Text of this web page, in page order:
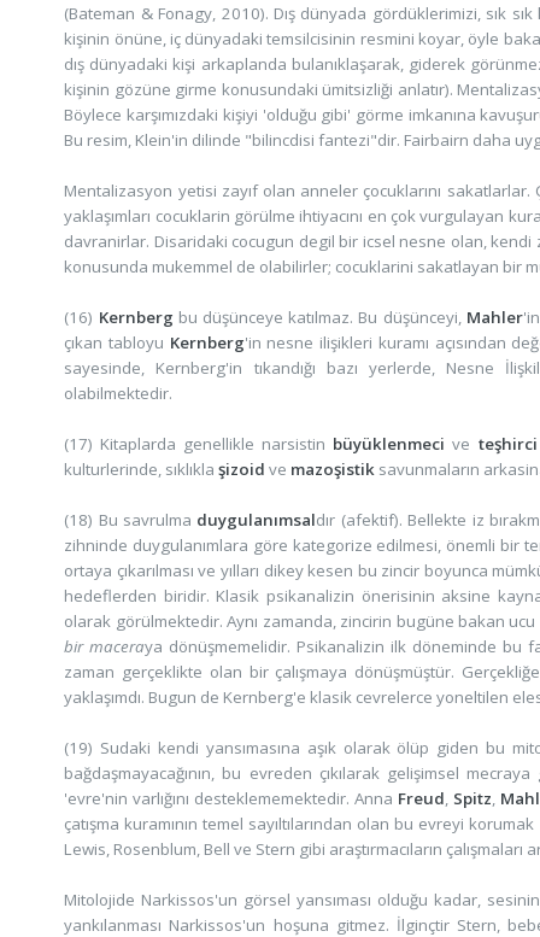
(Bateman & Fonagy, 2010). Dış dünyada gördüklerimizi, sık
kişinin önüne, iç dünyadaki temsilcisinin resmini koyar, öyle
dış dünyadaki kişi arkaplanda bulanıklaşarak, giderek
kişinin gözüne girme konusundaki ümitsizliği anlatır).
Böylece karşımızdaki kişiyi 'olduğu gibi' görme imkanına
Bu resim, Klein'in dilinde "bilincdisi fantezi"dir. Fairbairn daha
Mentalizasyon yetisi zayıf olan anneler çocuklarını
yaklaşımları cocuklarin görülme ihtiyacını en çok vurgulayan
davranirlar. Disaridaki cocugun degil bir icsel nesne olan,
konusunda mukemmel de olabilirler; cocuklarini sakatlayan bir
(16) Kernberg bu düşünceye katılmaz. Bu düşünceyi, Mahler
çıkan tabloyu Kernberg'in nesne ilişikleri kuramı açısından
sayesinde, Kernberg'in tıkandığı bazı yerlerde, Nesne
olabilmektedir.
(17) Kitaplarda genellikle narsistin büyüklenmeci ve teşhirci
kulturlerinde, sıklıklaşizoid ve mazoşistik savunmaların
(18) Bu savrulma duygulanımsaldır (afektif). Bellekte iz
zihninde duygulanımlara göre kategorize edilmesi, önemli bir
ortaya çıkarılması ve yılları dikey kesen bu zincir boyunca
hedeflerden biridir. Klasik psikanalizin önerisinin aksine
olarak görülmektedir. Aynı zamanda, zincirin bugüne bakan
bir maceraya dönüşmemelidir. Psikanalizin ilk döneminde bu
zaman gerçeklikte olan bir çalışmaya dönüşmüştür.
yaklaşımdı. Bugun de Kernberg'e klasik cevrelerce yoneltilen
(19) Sudaki kendi yansımasına aşık olarak ölüp giden bu
bağdaşmayacağının, bu evreden çıkılarak gelişimsel
'evre'nin varlığını desteklememektedir. Anna Freud, Spitz,
çatışma kuramının temel sayıltılarından olan bu evreyi
Lewis, Rosenblum, Bell ve Stern gibi araştırmacıların
Mitolojide Narkissos'un görsel yansıması olduğu kadar,
yankılanması Narkissos'un hoşuna gitmez. İlginçtir Stern,